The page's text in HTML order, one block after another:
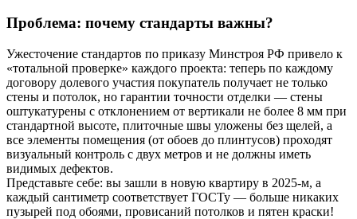
Проблема: почему стандарты важны?
Ужесточение стандартов по приказу Минстроя РФ привело к
«тотальной проверке» каждого проекта: теперь по каждому
договору долевого участия покупатель получает не только
стены и потолок, но гарантии точности отделки — стены
оштукатурены с отклонением от вертикали не более 8 мм при
стандартной высоте, плиточные швы уложены без щелей, а
все элементы помещения (от обоев до плинтусов) проходят
визуальный контроль с двух метров и не должны иметь
видимых дефектов.
Представьте себе: вы зашли в новую квартиру в 2025-м, а
каждый сантиметр соответствует ГОСТу — больше никаких
пузырей под обоями, провисаний потолков и пятен краски!